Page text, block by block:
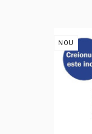
NOU